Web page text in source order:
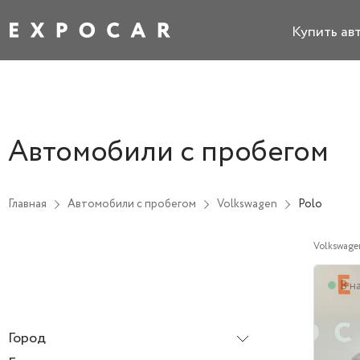
Купить
Автомобили с пробегом
Главная Автомобили с пробегом Volkswagen Polo
Город
В